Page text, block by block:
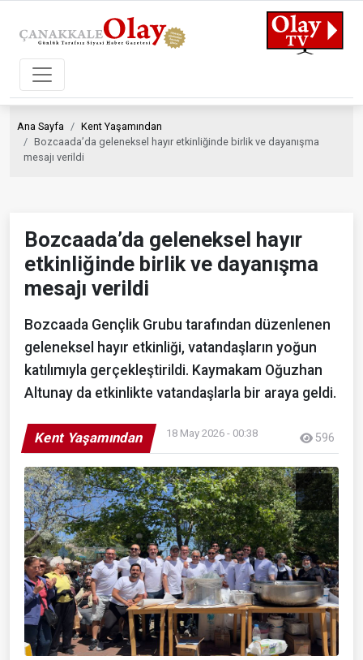
Ana Sayfa
Kent Yaşamından
Bozcaada’da geleneksel hayır etkinliğinde birlik ve dayanışma
mesajı verildi
Bozcaada’da geleneksel hayır
etkinliğinde birlik ve dayanışma
mesajı verildi
Bozcaada Gençlik Grubu tarafından düzenlenen
geleneksel hayır etkinliği, vatandaşların yoğun
katılımıyla gerçekleştirildi. Kaymakam Oğuzhan
Altunay da etkinlikte vatandaşlarla bir araya geldi.
Kent Yaşamından 18 May 2026 - 00:38 596